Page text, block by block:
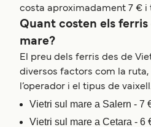
costa aproximadament 7 € i
Quant costen els ferris
mare?
El preu dels ferris des de
diversos factors com la
l’operador i el tipus de
Vietri sul mare a Salern - 7
Vietri sul mare a Cetara - 6